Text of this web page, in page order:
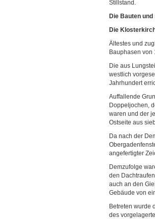
Stillstand.
Die Bauten
Die
Ältestes und
Bauphasen von
Die aus
westlich
Jahrhundert
Auffallende
Doppeljochen,
waren und der
Ostseite aus
Da nach der
angefertigter
Demzufolge
den
auch an den
Gebäude von
Betreten wurde
des